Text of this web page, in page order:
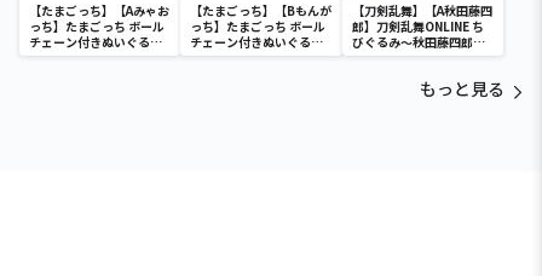
【たまごっち】【Aみゃお
っち】たまごっち ボール
チェーン付きぬいぐるみ
～Tamagotchi
【たまごっち】【Bもんが
っち】たまごっち ボール
チェーン付きぬいぐるみ
～Tamagotchi
【刀剣乱舞】【A秋田藤四
郎】刀剣乱舞ONLINE ち
びぐるみ～秋田藤四郎・
大倶利伽羅・へし切長谷
もっと見る